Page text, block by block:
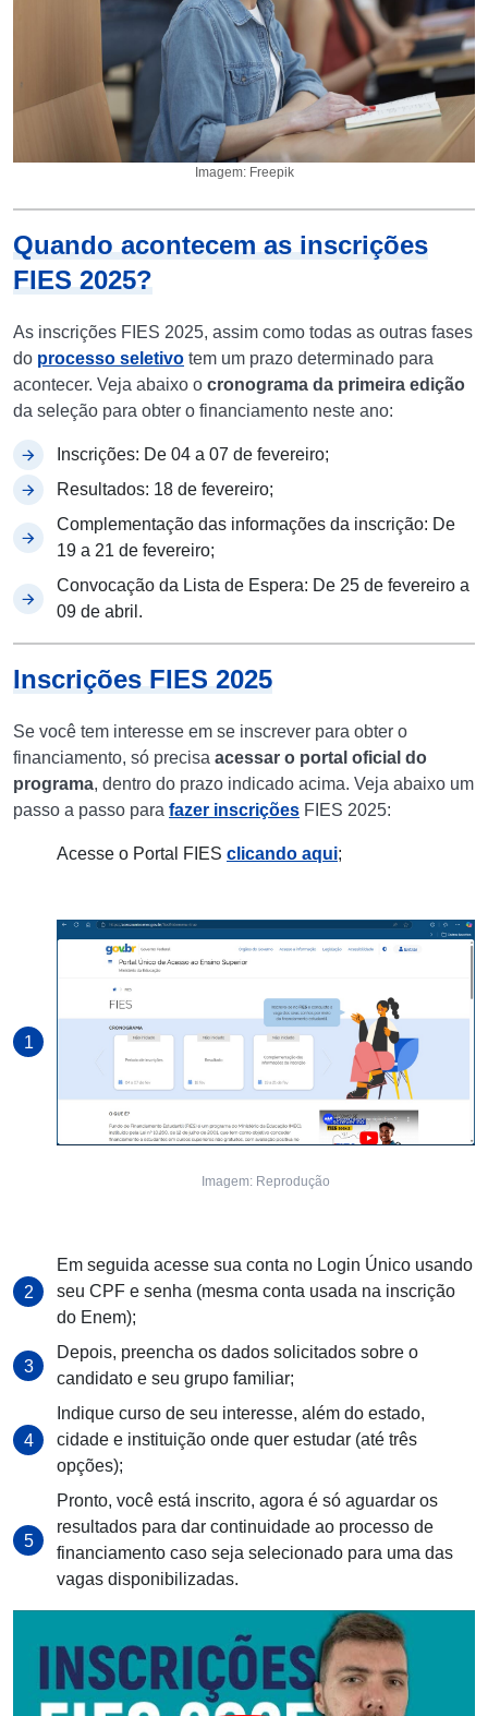
Imagem: Freepik
Quando acontecem as inscrições
FIES 2025?
As inscrições FIES 2025, assim como todas as outras fases
do processo seletivo tem um prazo determinado para
acontecer. Veja abaixo o cronograma da primeira edição
da seleção para obter o financiamento neste ano:
Inscrições: De 04 a 07 de fevereiro;
Resultados: 18 de fevereiro;
Complementação das informações da inscrição: De
19 a 21 de fevereiro;
Convocação da Lista de Espera: De 25 de fevereiro a
09 de abril.
Inscrições FIES 2025
Se você tem interesse em se inscrever para obter o
financiamento, só precisa acessar o portal oficial do
programa, dentro do prazo indicado acima. Veja abaixo um
passo a passo para fazer inscrições FIES 2025:
Acesse o Portal FIES clicando aqui;
Imagem: Reprodução
Em seguida acesse sua conta no Login Único usando
seu CPF e senha (mesma conta usada na inscrição
do Enem);
Depois, preencha os dados solicitados sobre o
candidato e seu grupo familiar;
Indique curso de seu interesse, além do estado,
cidade e instituição onde quer estudar (até três
opções);
Pronto, você está inscrito, agora é só aguardar os
resultados para dar continuidade ao processo de
financiamento caso seja selecionado para uma das
vagas disponibilizadas.